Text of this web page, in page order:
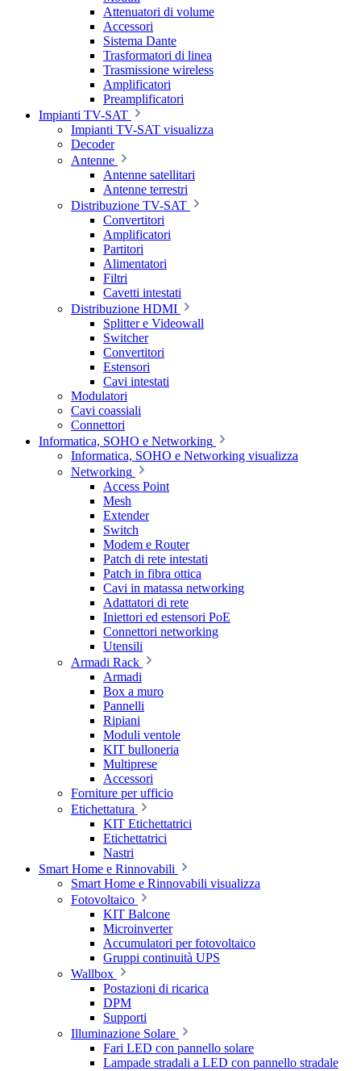
Attenuatori di volume
Accessori
Sistema Dante
Trasformatori di linea
Trasmissione wireless
Amplificatori
Preamplificatori
Impianti TV-SAT
Impianti TV-SAT visualizza
Decoder
Antenne
Antenne satellitari
Antenne terrestri
Distribuzione TV-SAT
Convertitori
Amplificatori
Partitori
Alimentatori
Filtri
Cavetti intestati
Distribuzione HDMI
Splitter e Videowall
Switcher
Convertitori
Estensori
Cavi intestati
Modulatori
Cavi coassiali
Connettori
Informatica, SOHO e Networking
Informatica, SOHO e Networking visualizza
Networking
Access Point
Mesh
Extender
Switch
Modem e Router
Patch di rete intestati
Patch in fibra ottica
Cavi in matassa networking
Adattatori di rete
Iniettori ed estensori PoE
Connettori networking
Utensili
Armadi Rack
Armadi
Box a muro
Pannelli
Ripiani
Moduli ventole
KIT bulloneria
Multiprese
Accessori
Forniture per ufficio
Etichettatura
KIT Etichettatrici
Etichettatrici
Nastri
Smart Home e Rinnovabili
Smart Home e Rinnovabili visualizza
Fotovoltaico
KIT Balcone
Microinverter
Accumulatori per fotovoltaico
Gruppi continuità UPS
Wallbox
Postazioni di ricarica
DPM
Supporti
Illuminazione Solare
Fari LED con pannello solare
Lampade stradali a LED con pannello stradale